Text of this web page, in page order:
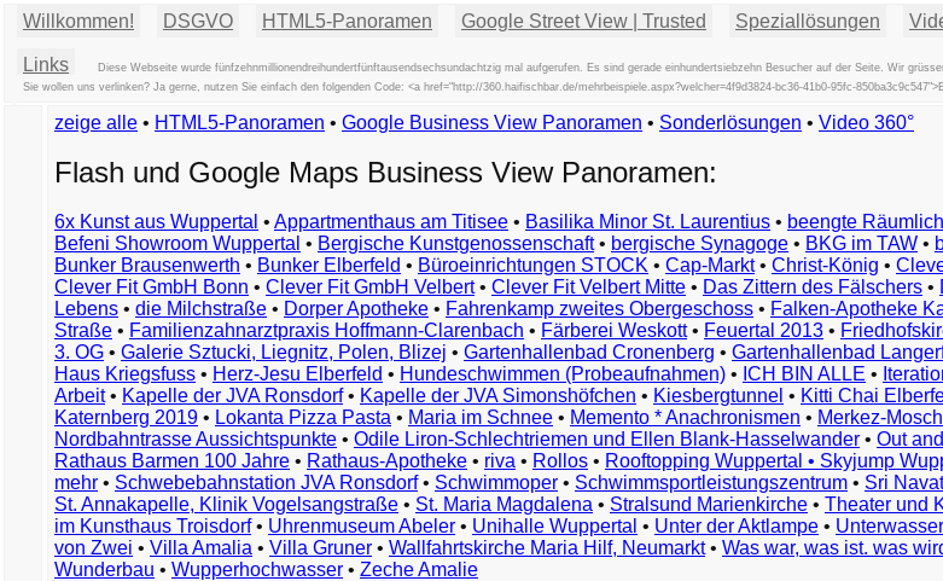
Willkommen! DSGVO HTML5-Panoramen Google Street View | Trusted Speziallösungen
Links
Diese Webseite wurde fünfzehnmillionendreihundertfünftausendsechsundachtzig mal aufgerufen. Es sind gerade einhundertsiebzehn Besucher auf der Seite. Wir
Sie wollen uns verlinken? Ja gerne, nutzen Sie einfach den folgenden Code: <a href="http://360.haifischbar.de/mehrbeispiele.aspx?welcher=4f9d3824-bc36-41b0-95fc-
Beispiele
Exemples
Vorbeelden
Przykłady
Ejemplos
Örnekler
Παραδείγματα
Примеры
示
例
例
예
zeige alle • HTML5-Panoramen • Google Business View Panoramen • Sonderlösungen • Video 360°
Flash und Google Maps Business View Panoramen:
6x Kunst aus Wuppertal • Appartmenthaus am Titisee • Basilika Minor St. Laurentius • beengte
Befeni Showroom Wuppertal • Bergische Kunstgenossenschaft• bergische Synagoge • BKG im TAW •
Bunker Brausenwerth • Bunker Elberfeld • Büroeinrichtungen STOCK • Cap-Markt• Christ-König •
Clever Fit GmbH Bonn • Clever Fit GmbH Velbert• Clever Fit Velbert Mitte • Das Zittern des Fälschers •
Lebens • die Milchstraße • Dorper Apotheke • Fahrenkamp zweites Obergeschoss • Falken-Apotheke
Straße • Familienzahnarztpraxis Hoffmann-Clarenbach • Färberei Weskott• Feuertal 2013 •
3. OG • Galerie Sztucki, Liegnitz, Polen, Blizej • Gartenhallenbad Cronenberg • Gartenhallenbad
Haus Kriegsfuss • Herz-Jesu Elberfeld • Hundeschwimmen (Probeaufnahmen) • ICH BIN ALLE •
Arbeit• Kapelle der JVA Ronsdorf• Kapelle der JVA Simonshöfchen • Kiesbergtunnel • Kitti Chai
Katernberg 2019 • Lokanta Pizza Pasta • Maria im Schnee • Memento * Anachronismen • Merkez-
Nordbahntrasse Aussichtspunkte • Odile Liron-Schlechtriemen und Ellen Blank-Hasselwander • Out
Rathaus Barmen 100 Jahre • Rathaus-Apotheke • riva • Rollos • Rooftopping Wuppertal • Skyjump
mehr • Schwebebahnstation JVA Ronsdorf• Schwimmoper • Schwimmsportleistungszentrum • Sri
St. Annakapelle, Klinik Vogelsangstraße • St. Maria Magdalena • Stralsund Marienkirche • Theater und
im Kunsthaus Troisdorf• Uhrenmuseum Abeler • Unihalle Wuppertal • Unter der Aktlampe • Unterwasser
von Zwei • Villa Amalia • Villa Gruner • Wallfahrtskirche Maria Hilf, Neumarkt• Was war, was ist. was
Wunderbau • Wupperhochwasser • Zeche Amalie